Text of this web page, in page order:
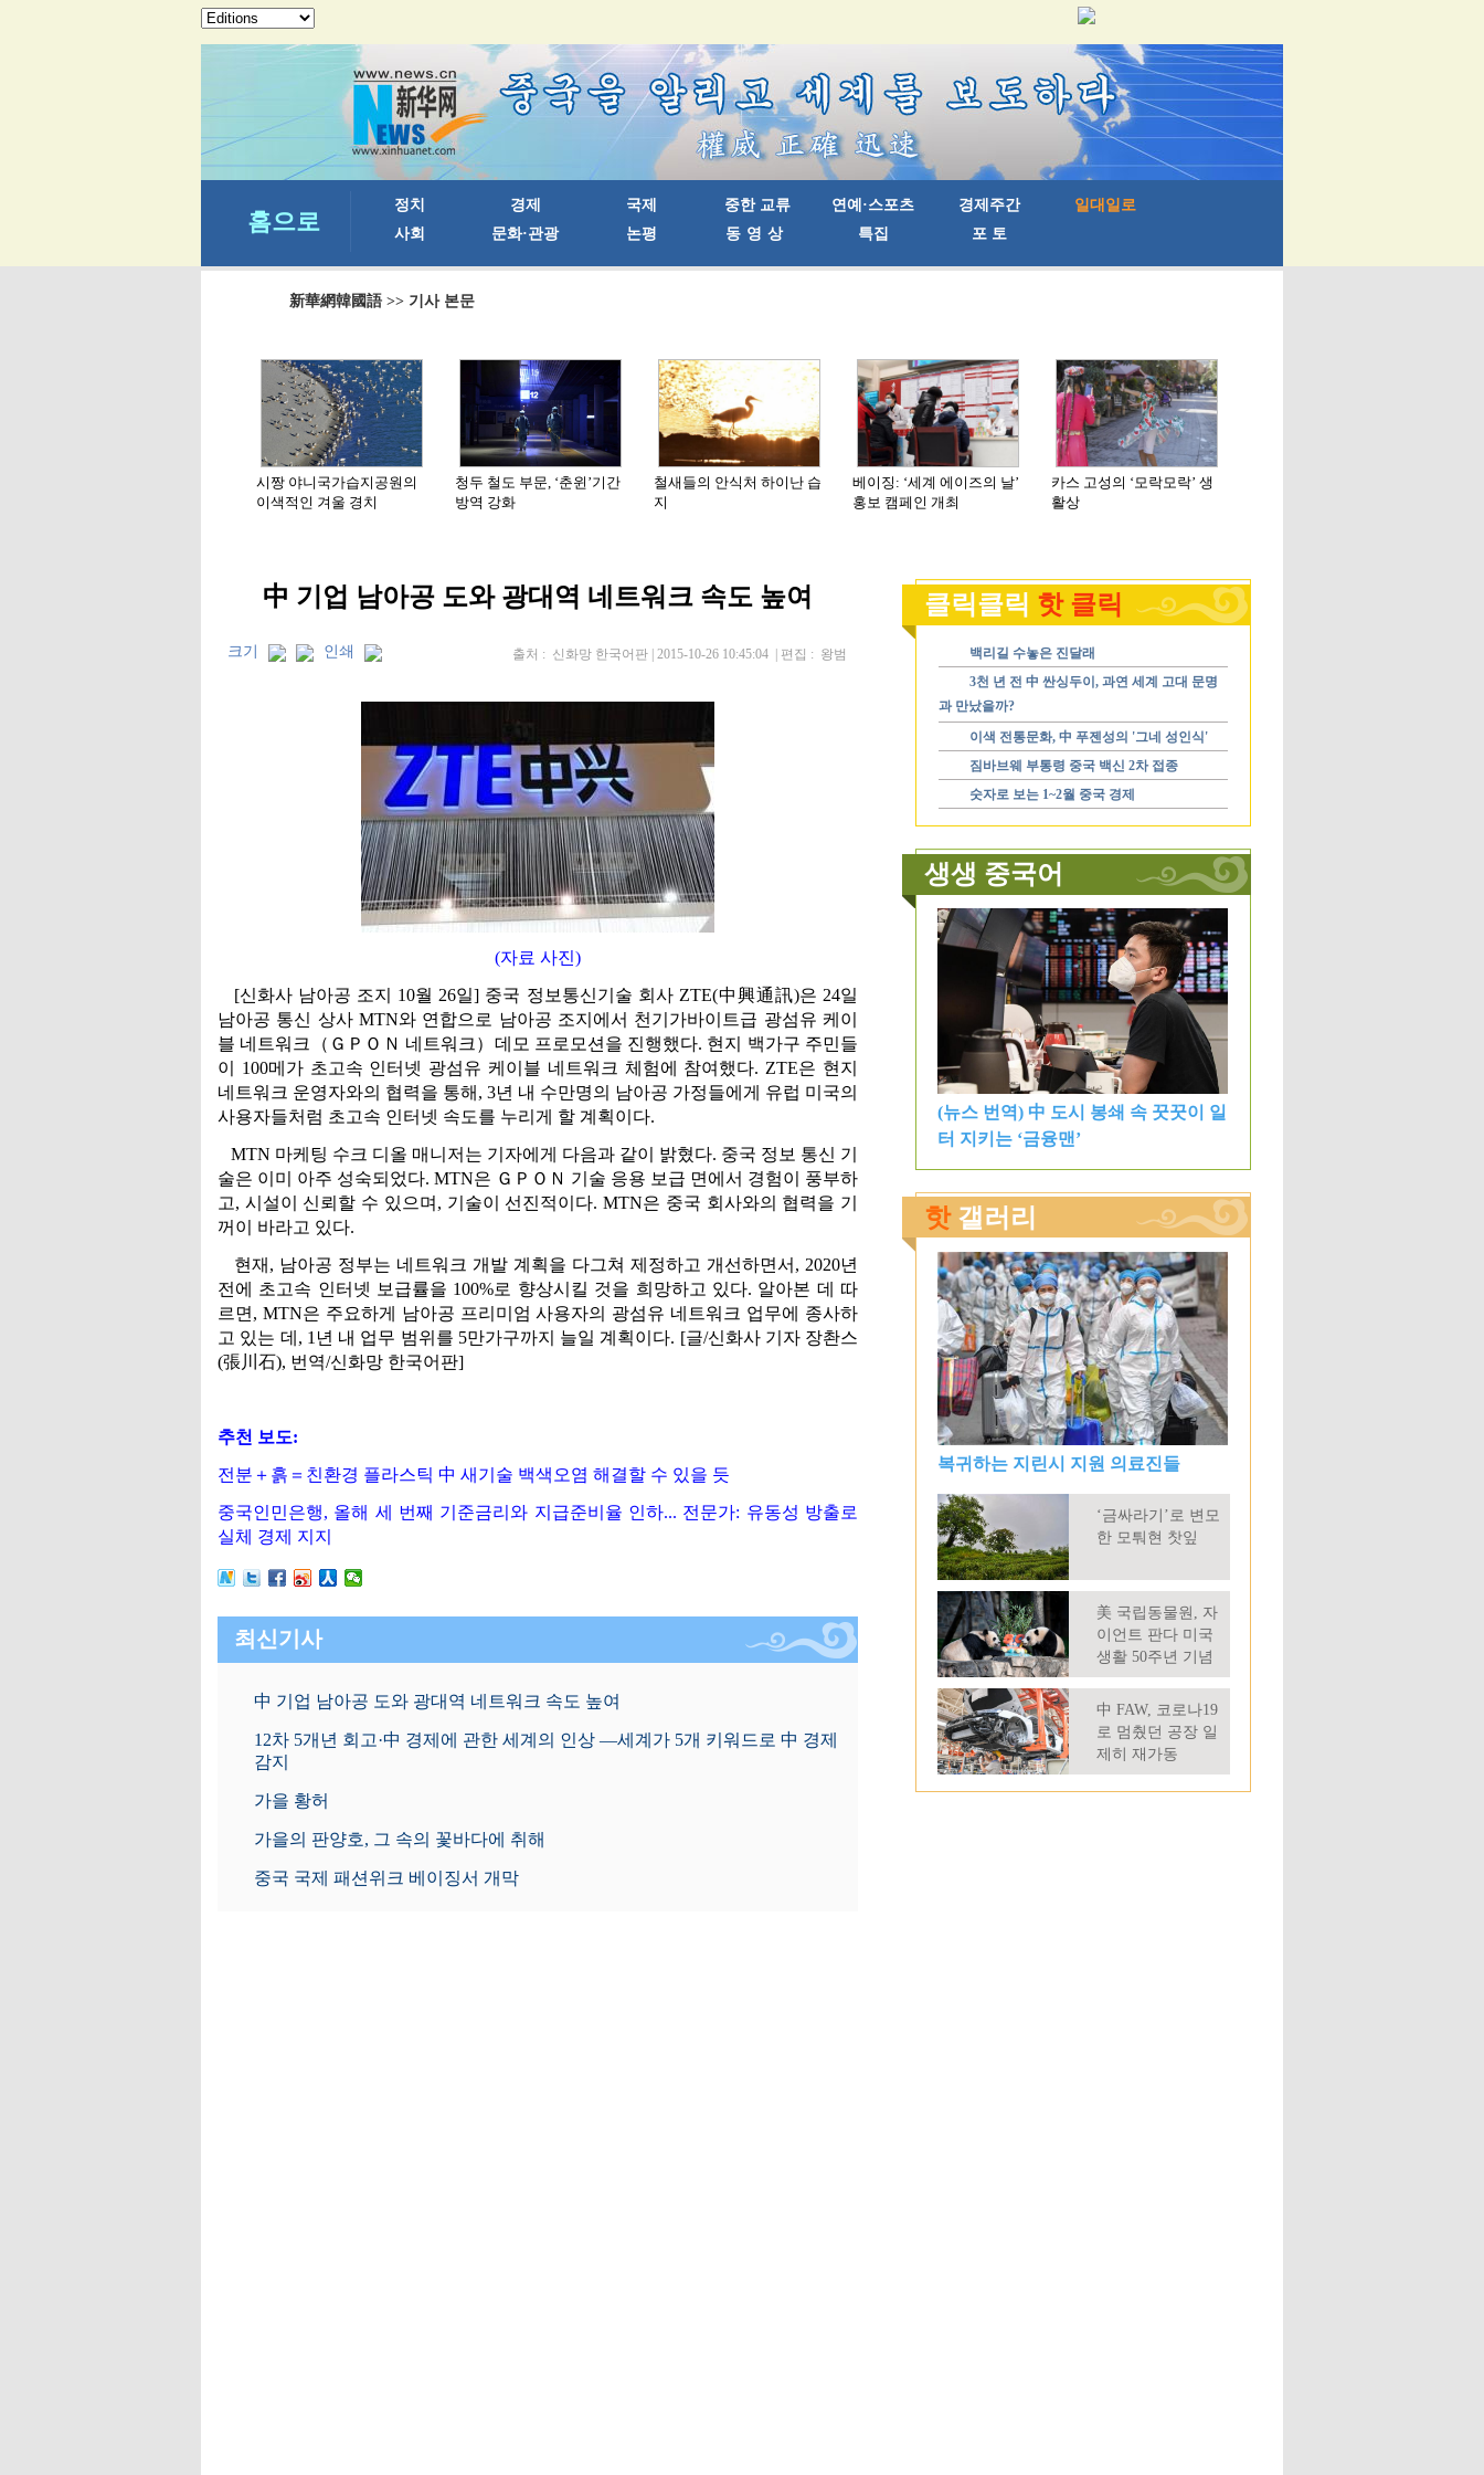
新華網韓國語 >> 기사 본문
中 기업 남아공 도와 광대역 네트워크 속도 높여
크기 인쇄 출처 : 신화망 한국어판 | 2015-10-26 10:45:04 | 편집 : 왕범
(자료 사진)
[신화사 남아공 조지 10월 26일] 중국 정보통신기술 회사 ZTE(中興通訊)은 24일
남아공 통신 상사 MTN와 연합으로 남아공 조지에서 천기가바이트급 광섬유 케이
블 네트워크（ＧＰＯＮ 네트워크）데모 프로모션을 진행했다. 현지 백가구 주민들
이 100메가 초고속 인터넷 광섬유 케이블 네트워크 체험에 참여했다. ZTE은 현지
네트워크 운영자와의 협력을 통해, 3년 내 수만명의 남아공 가정들에게 유럽 미국의
사용자들처럼 초고속 인터넷 속도를 누리게 할 계획이다.
MTN 마케팅 수크 디올 매니저는 기자에게 다음과 같이 밝혔다. 중국 정보 통신 기
술은 이미 아주 성숙되었다. MTN은 ＧＰＯＮ 기술 응용 보급 면에서 경험이 풍부하
고, 시설이 신뢰할 수 있으며, 기술이 선진적이다. MTN은 중국 회사와의 협력을 기
꺼이 바라고 있다.
현재, 남아공 정부는 네트워크 개발 계획을 다그쳐 제정하고 개선하면서, 2020년
전에 초고속 인터넷 보급률을 100%로 향상시킬 것을 희망하고 있다. 알아본 데 따
르면, MTN은 주요하게 남아공 프리미엄 사용자의 광섬유 네트워크 업무에 종사하
고 있는 데, 1년 내 업무 범위를 5만가구까지 늘일 계획이다. [글/신화사 기자 장촨스
(張川石), 번역/신화망 한국어판]
추천 보도:
전분＋흙＝친환경 플라스틱 中 새기술 백색오염 해결할 수 있을 듯
중국인민은행, 올해 세 번째 기준금리와 지급준비율 인하... 전문가: 유동성 방출로
실체 경제 지지
최신기사
中 기업 남아공 도와 광대역 네트워크 속도 높여
12차 5개년 회고·中 경제에 관한 세계의 인상 —세계가 5개 키워드로 中 경제
감지
가을 황허
가을의 판양호, 그 속의 꽃바다에 취해
중국 국제 패션위크 베이징서 개막